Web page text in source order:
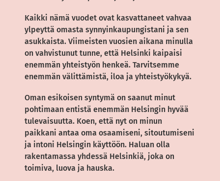
Kaikki nämä vuodet ovat kasvattaneet vahvaa
ylpeyttä omasta synnyinkaupungistani ja sen
asukkaista. Viimeisten vuosien aikana minulla
on vahvistunut tunne, että Helsinki kaipaisi
enemmän yhteistyön henkeä. Tarvitsemme
enemmän välittämistä, iloa ja yhteistyökykyä.
Oman esikoisen syntymä on saanut minut
pohtimaan entistä enemmän Helsingin hyvää
tulevaisuutta. Koen, että nyt on minun
paikkani antaa oma osaamiseni, sitoutumiseni
ja intoni Helsingin käyttöön. Haluan olla
rakentamassa yhdessä Helsinkiä, joka on
toimiva, luova ja hauska.